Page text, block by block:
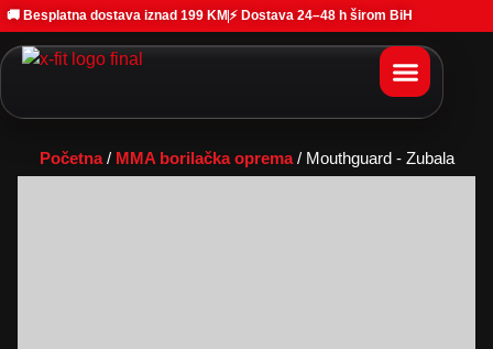
🚚 Besplatna dostava iznad 199 KM ⚡ Dostava 24–48 h širom BiH
Početna/ MMA borilačka oprema/ Mouthguard - Zubala